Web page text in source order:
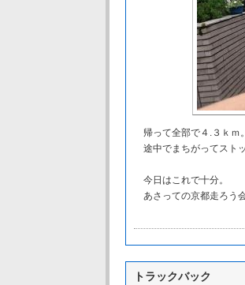
帰って全部で４.３ｋｍ。
途中でまちがってスト
今日はこれで十分。
あさっての京都走ろう
トラックバック